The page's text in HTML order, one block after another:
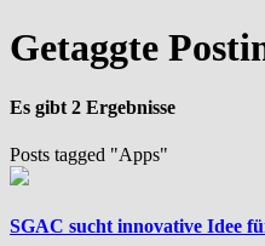
Getaggte
Es gibt 2 Ergebnisse
Posts tagged "Apps"
SGAC sucht innovative Idee